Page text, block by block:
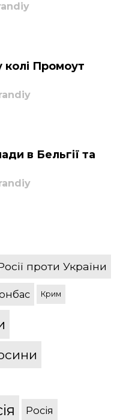
колі Промоут
в Бельгії та
проти України
Крим
Росія